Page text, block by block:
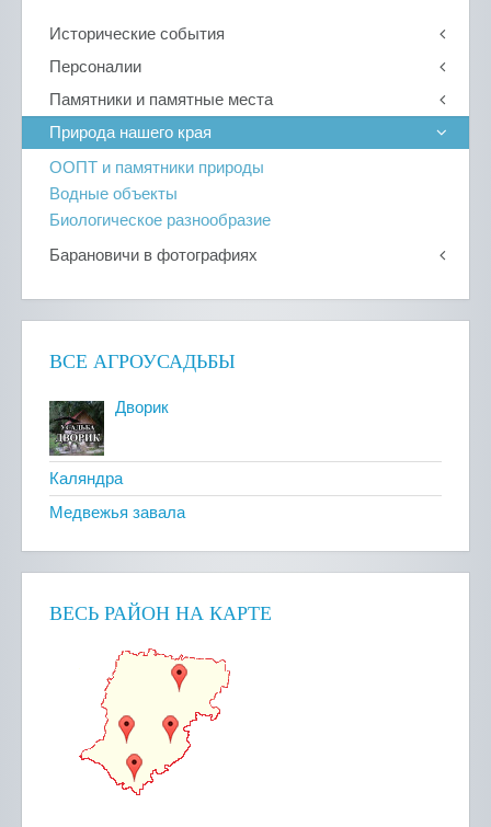
Исторические события
Персоналии
Памятники и памятные места
Природа нашего края
ООПТ и памятники природы
Водные объекты
Биологическое разнообразие
Барановичи в фотографиях
ВСЕ АГРОУСАДЬБЫ
Дворик
Каляндра
Медвежья завала
ВЕСЬ РАЙОН НА КАРТЕ